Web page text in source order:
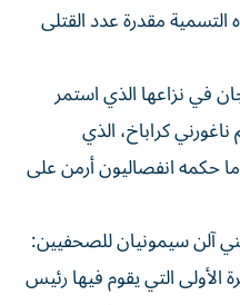
مقدرة عدد القتلى
في نزاعها الذي استمر
كراباخ، الذي
باكو في 2023 بعدما حكمه انفصاليون أرمن على
آلن سيمونيان للصحفيين:
الأولى التي يقوم فيها رئيس